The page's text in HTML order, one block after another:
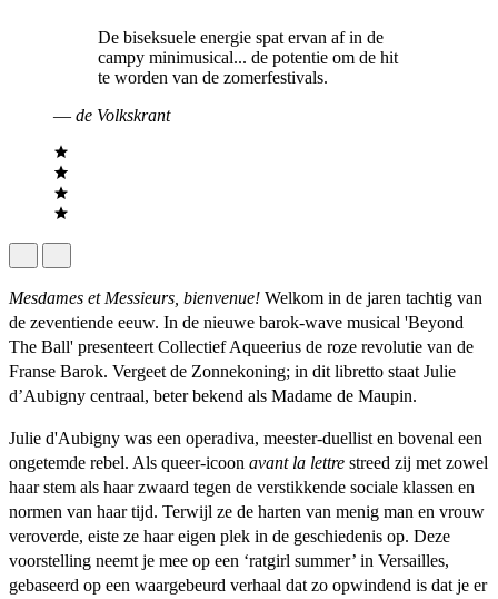
De biseksuele energie spat ervan af in de
campy minimusical... de potentie om de hit
te worden van de zomerfestivals.
— de Volkskrant
Mesdames et Messieurs, bienvenue! Welkom in de jaren tachtig van
de zeventiende eeuw. In de nieuwe barok-wave musical 'Beyond
The Ball' presenteert Collectief Aqueerius de roze revolutie van de
Franse Barok. Vergeet de Zonnekoning; in dit libretto staat Julie
d’Aubigny centraal, beter bekend als Madame de Maupin.
Julie d'Aubigny was een operadiva, meester-duellist en bovenal een
ongetemde rebel. Als queer-icoon avant la lettre streed zij met zowel
haar stem als haar zwaard tegen de verstikkende sociale klassen en
normen van haar tijd. Terwijl ze de harten van menig man en vrouw
veroverde, eiste ze haar eigen plek in de geschiedenis op. Deze
voorstelling neemt je mee op een ‘ratgirl summer’ in Versailles,
gebaseerd op een waargebeurd verhaal dat zo opwindend is dat je er